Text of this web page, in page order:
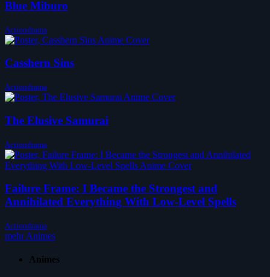
Blue Miburo
Actiondrama
Casshern Sins
Actiondrama
The Elusive Samurai
Actiondrama
Failure Frame: I Became the Strongest and
Annihilated Everything With Low-Level Spells
Actiondrama
mehr Animes
Animes